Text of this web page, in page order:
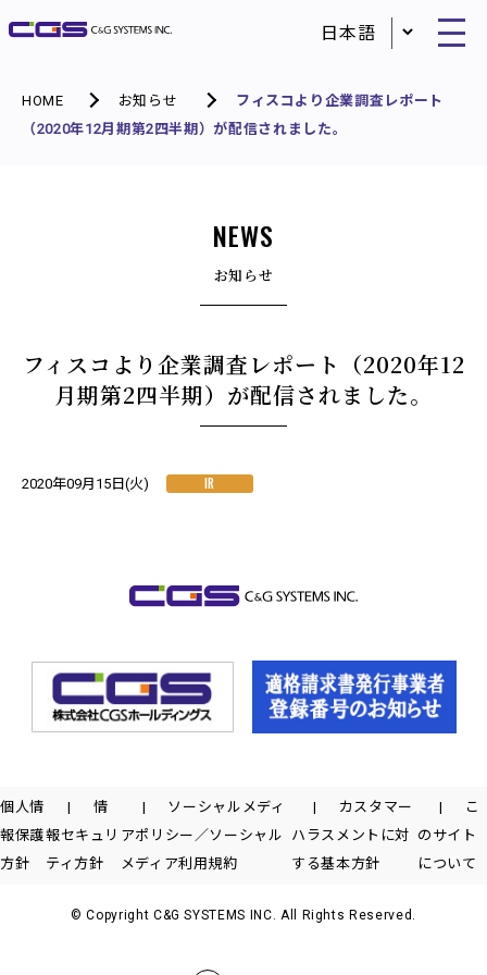
HOME お知らせ
フィスコより企業調査レポート
（2020年12月期第2四半期）が配信されました。
NEWS
お知らせ
フィスコより企業調査レポート（2020年12
月期第2四半期）が配信されました。
2020年09月15日(火) IR
個人情
報保護
方針
情
報セキュリ
ティ方針
ソーシャルメディ
アポリシー／ソーシャル
メディア利用規約
カスタマー
ハラスメントに対
する基本方針
こ
のサイト
について
© Copyright C&G SYSTEMS INC. All Rights Reserved.